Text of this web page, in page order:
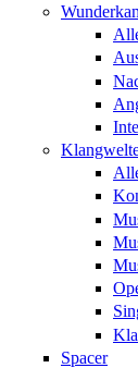
Spacer